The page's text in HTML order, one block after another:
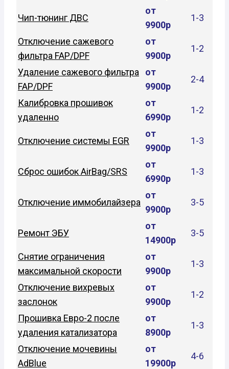
Чип-тюнинг ДВС
от
9900р
1-3
Отключение сажевого
фильтра FAP/DPF
от
9900р
1-2
Удаление сажевого фильтра
FAP/DPF
от
9900р
2-4
Калибровка прошивок
удаленно
от
6990р
1-2
Отключение системы EGR
от
9900р
1-3
Сброс ошибок AirBag/SRS
от
6990р
1-3
Отключение иммобилайзера
от
9900р
3-5
Ремонт ЭБУ
от
14900р
3-5
Снятие ограничения
максимальной скорости
от
9900р
1-3
Отключение вихревых
заслонок
от
9900р
1-2
Прошивка Евро-2 после
удаления катализатора
от
8900р
1-3
Отключение мочевины
AdBlue
от
19900р
4-6